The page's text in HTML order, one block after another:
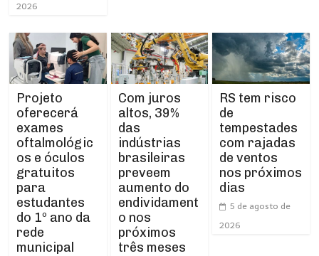
2026
Projeto
oferecerá
exames
oftalmológic
os e óculos
gratuitos
para
estudantes
do 1º ano da
rede
municipal
Com juros
altos, 39%
das
indústrias
brasileiras
preveem
aumento do
endividament
o nos
próximos
três meses
RS tem risco
de
tempestades
com rajadas
de ventos
nos próximos
dias
5 de agosto de
2026